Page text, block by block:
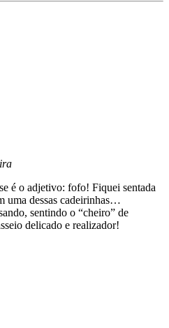
é o adjetivo: fofo! Fiquei sentada
uma dessas cadeirinhas…
sentindo o “cheiro” de
delicado e realizador!